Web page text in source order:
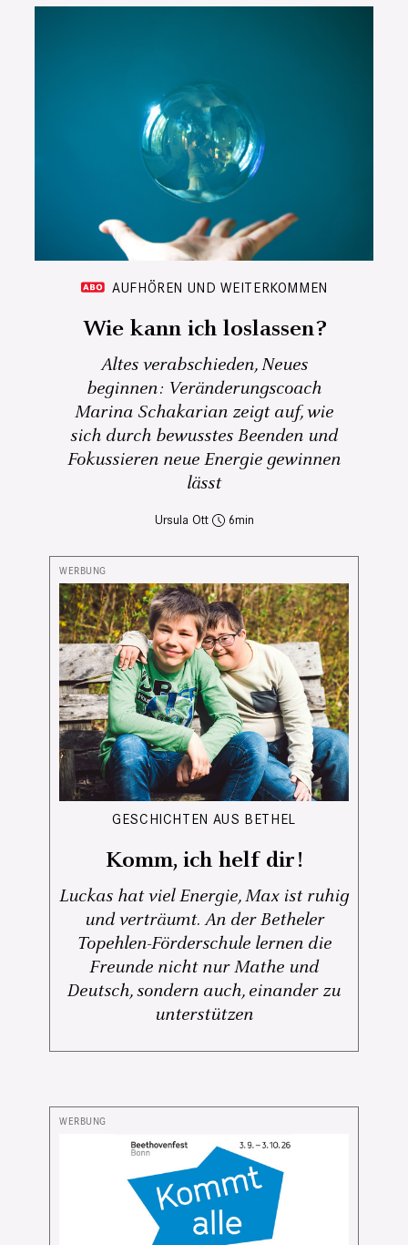
AUFHÖREN UND WEITERKOMMEN
Wie kann ich loslassen?
Altes verabschieden, Neues
beginnen: Veränderungscoach
Marina Schakarian zeigt auf, wie
sich durch bewusstes Beenden und
Fokussieren neue Energie gewinnen
lässt
Ursula Ott 6
GESCHICHTEN AUS BETHEL
Komm, ich helf dir!
Luckas hat viel Energie, Max ist ruhig
und verträumt. An der Betheler
Topehlen-Förderschule lernen die
Freunde nicht nur Mathe und
Deutsch, sondern auch, einander zu
unterstützen